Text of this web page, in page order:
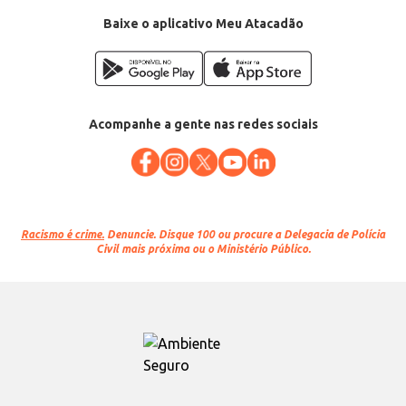
Baixe o aplicativo Meu Atacadão
Acompanhe a gente nas redes sociais
Racismo é crime. Denuncie. Disque 100 ou procure a Delegacia de Polícia
Civil mais próxima ou o Ministério Público.